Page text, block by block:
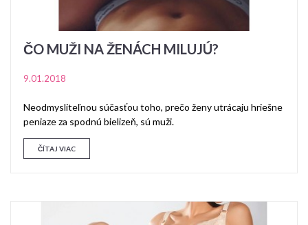
ČO MUŽI NA ŽENÁCH MILUJÚ?
9.01.2018
Neodmysliteľnou súčasťou toho, prečo ženy utrácaju hriešne
peniaze za spodnú bielizeň, sú muži.
ČÍTAJ VIAC